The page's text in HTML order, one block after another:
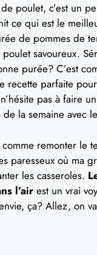
poulet, c’est un
ce qui est le
de pommes de
savoureux.
purée? C’est
recette parfaite
pas à faire
la semaine avec
comme remonter le
paresseux où ma
les casseroles.
l’air est un vrai
ça? Allez, on